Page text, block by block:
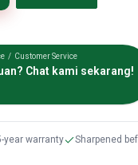
/ Customer Service
Chat kami sekarang!
year warranty Sharpened